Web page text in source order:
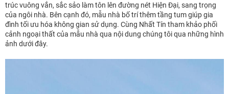
trúc vuông vắn, sắc sảo làm tôn lên đường nét Hiện Đại, sang trọng
của ngôi nhà. Bên cạnh đó, mẫu nhà bố trí thêm tầng tum giúp gia
đình tối ưu hóa không gian sử dụng. Cùng Nhất Tín tham khảo phối
cảnh ngoại thất của mẫu nhà qua nội dung chúng tôi qua những hình
ảnh dưới đây.